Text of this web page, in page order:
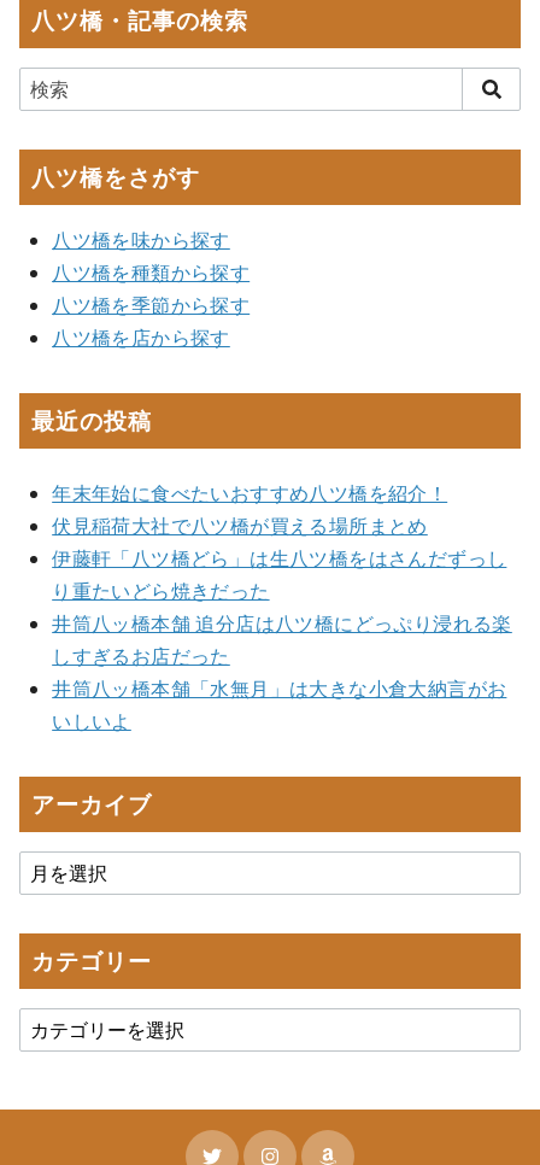
八ツ橋・記事の検索
八ツ橋をさがす
八ツ橋を味から探す
八ツ橋を種類から探す
八ツ橋を季節から探す
八ツ橋を店から探す
最近の投稿
年末年始に食べたいおすすめ八ツ橋を紹介！
伏見稲荷大社で八ツ橋が買える場所まとめ
伊藤軒「八ツ橋どら」は生八ツ橋をはさんだずっし
り重たいどら焼きだった
井筒八ッ橋本舗 追分店は八ツ橋にどっぷり浸れる楽
しすぎるお店だった
井筒八ッ橋本舗「水無月」は大きな小倉大納言がお
いしいよ
アーカイブ
カテゴリー